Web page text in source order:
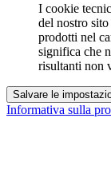
I cookie
del nostro
prodotti nel
significa che
risultanti non
Salvare le
Informativa sulla